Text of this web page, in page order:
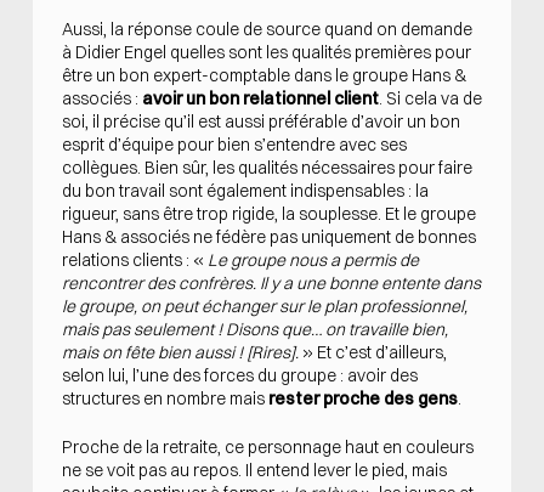
Aussi, la réponse coule de source quand on demande
à Didier Engel quelles sont les qualités premières pour
être un bon expert-comptable dans le groupe Hans &
associés : avoir un bon relationnel client. Si cela va de
soi, il précise qu’il est aussi préférable d’avoir un bon
esprit d’équipe pour bien s’entendre avec ses
collègues. Bien sûr, les qualités nécessaires pour faire
du bon travail sont également indispensables : la
rigueur, sans être trop rigide, la souplesse. Et le groupe
Hans & associés ne fédère pas uniquement de bonnes
relations clients : « Le groupe nous a permis de
rencontrer des confrères. Il y a une bonne entente dans
le groupe, on peut échanger sur le plan professionnel,
mais pas seulement ! Disons que… on travaille bien,
mais on fête bien aussi ! [Rires].» Et c’est d’ailleurs,
selon lui, l’une des forces du groupe : avoir des
structures en nombre mais rester proche des gens.
Proche de la retraite, ce personnage haut en couleurs
ne se voit pas au repos. Il entend lever le pied, mais